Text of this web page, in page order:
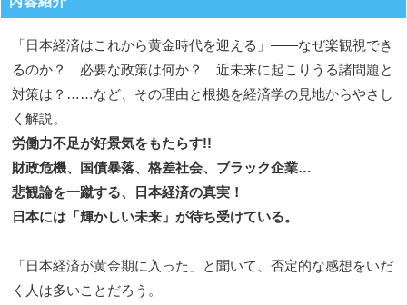
「日本経済はこれから黄金時代を迎える」――なぜ楽観視でき
るのか？ 必要な政策は何か？ 近未来に起こりうる諸問題と
対策は？……など、その理由と根拠を経済学の見地からやさし
く解説。
労働力不足が好景気をもたらす!!
財政危機、国債暴落、格差社会、ブラック企業…
悲観論を一蹴する、日本経済の真実！
日本には「輝かしい未来」が待ち受けている。
「日本経済が黄金期に入った」と聞いて、否定的な感想をいだ
く人は多いことだろう。